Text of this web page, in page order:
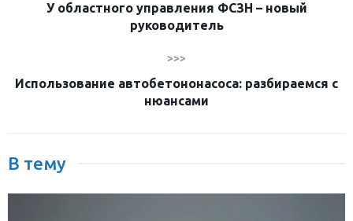
У областного управления ФСЗН – новый
руководитель
>>>
Использование автобетононасоса: разбираемся с
нюансами
В тему